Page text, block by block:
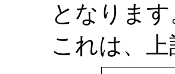
となります
これは、上